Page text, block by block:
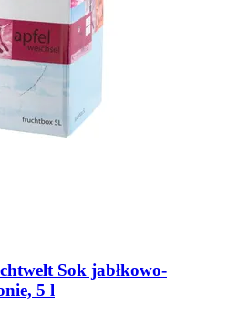
Sok jabłkowo-​
5 l